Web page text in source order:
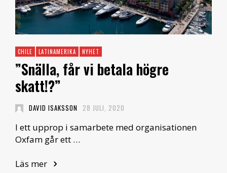
CHILE LATINAMERIKA NYHET
”Snälla, får vi betala högre
skatt!?”
DAVID ISAKSSON 28 JULI, 2020
I ett upprop i samarbete med organisationen
Oxfam går ett …
Läs mer